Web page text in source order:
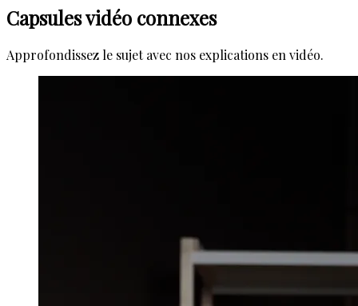
Capsules vidéo connexes
Approfondissez le sujet avec nos explications en vidéo.